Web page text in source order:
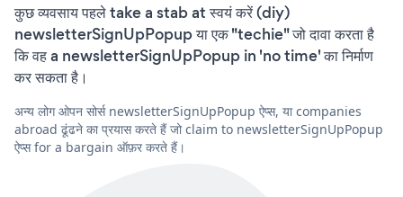
कुछ व्यवसाय पहले take a stab at स्वयं करें (diy)
newsletterSignUpPopup या एक "techie" जो दावा करता है
कि वह a newsletterSignUpPopup in 'no time' का निर्माण
कर सकता है।
अन्य लोग ओपन सोर्स newsletterSignUpPopup ऐप्स, या companies
abroad ढूंढने का प्रयास करते हैं जो claim to newsletterSignUpPopup
ऐप्स for a bargain ऑफ़र करते हैं।